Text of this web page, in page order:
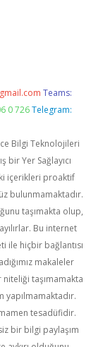
Teams:
0 726 Telegram:
Bilgi Teknolojileri
bir Yer Sağlayıcı
içerikleri proaktif
bulunmamaktadır.
taşımakta olup,
Bu internet
ile hiçbir bağlantısı
makaleler
taşımamakta
yapılmamaktadır.
tesadüfidir.
bir bilgi paylaşım